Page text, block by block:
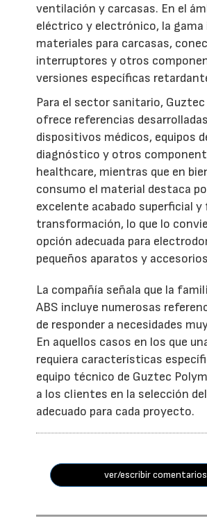
ventilación y carcasas. En el
eléctrico y electrónico, la gama
materiales para carcasas,
interruptores y otros
versiones específicas
Para el sector sanitario,
ofrece referencias
dispositivos médicos, equipos
diagnóstico y otros
healthcare, mientras que en
consumo el material destaca
excelente acabado superficial y
transformación, lo que lo
opción adecuada para
pequeños aparatos y
La compañía señala que la
ABS incluye numerosas
de responder a necesidades
En aquellos casos en los que
requiera características
equipo técnico de Guztec
a los clientes en la selección
adecuado para cada proyecto.
ver/escribir comentarios